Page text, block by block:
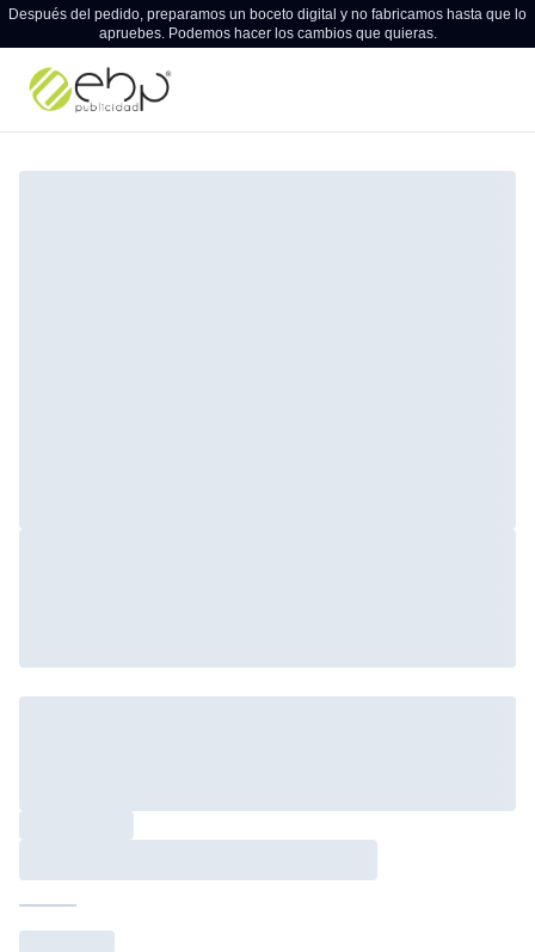
Después del pedido, preparamos un boceto digital y no fabricamos hasta que lo
apruebes. Podemos hacer los cambios que quieras.